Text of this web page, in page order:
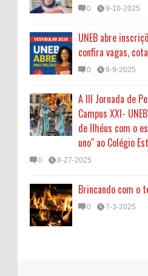
0 9-10-2025
UNEB abre
confira vagas,
0 9-9-2025
A III Jornada de
Campus XXI-
de Ilhéus com o
uno" ao Colégio
0 8-27-2025
Brincando com o
0 7-3-2025